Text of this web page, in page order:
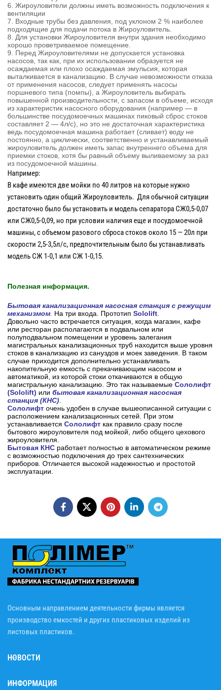
6. Жироуловители должны иметь возможность подключения к
вентиляции
7. Входные трубы без давления, под уклоном 2 % наиболее
подходящие для подачи потока в Жироуловитель.
8. Для установки Жироуловителя внутри здания необходимо
хорошо проветриваемое помещение.
9. Перед Жироуловителями не допускается установка
насосов, так как, при их использовании образуется не
осаждаемая или плохо осаждаемая эмульсия, которая
выталкивается в канализацию. В случае невозможности отказа
от применения насосов, следует применять насосы
поршневого типа (помпы), а Жироуловитель выбирать
повышенной производительности, с запасом в объеме, исходя
из характеристик насосного оборудования (например — в
большинстве посудомоечных машинах пиковый сброс стоков
составляет 2 — 4л/с), но это не достаточная характеристика
ведь посудомоечная машина работает (сливает) воду не
постоянно, а циклически, соответственно и устанавливаемый
жироуловитель должен иметь запас внутреннего объема для
приемки стоков, хотя бы равный объему выливаемому за раз
из посудомоечной машины.
Например:
В кафе имеются две мойки по 40 литров на которые нужно
установить один общий Жироуловитель. Для обычной ситуации
достаточно было бы установить и модель сепаратора СЖ0,5-0,07
или СЖ0,5-0,09, но при условии наличия еще и посудомоечной
машины, с объемом разового сброса стоков около 15 — 20л при
скорости 2,5-3,5л/с, предпочтительным было бы устанавливать
модель СЖ 1-0,1 или СЖ 1-0,15.
Полезная информация.
Бытовая канализационная насосная станция с режущим
механизмом. На три входа. Прототип Sololift.
Довольно часто встречается ситуация, когда магазин, кафе
или ресторан располагаются в подвальном или
полуподвальном помещении и уровень залегания
магистральных канализационных труб находится выше уровня
стоков в канализацию из сануздов и моек заведения. В таком
случае приходится дополнительно устанавливать
накопительную емкость с прекачивающим насосом и
автоматикой, из которой стоки откачиваются в общую
магистральную канализацию. Это так называемые Сололифт
(Sololift) или бытовая канализационная насосная
станция (КНС).
Сололифт очень удобен в случае вышеописанной ситуации с
расположением канализационных сетей. При этом
устанавливается Сололифт как правило сразу после
бытового жироуловителя под мойкой, либо общего цехового
жироуловителя.
Бытовая КНС работает полностью в автоматическом режиме
с возможностью подключения до трех сантехнических
приборов. Отличается высокой надежностью и простотой
эксплуатации.
Основным направлением деятельности фирмы является
производство емкостей и других пластиковых изделий из
листовых пластиков.
НОВОСТИ
ИНФОРМАЦИЯ